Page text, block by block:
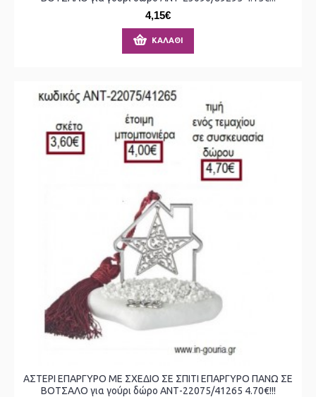
4,15€
ΚΑΛΆΘΙ
ΑΣΤΕΡΙ ΕΠΑΡΓΥΡΟ ΜΕ ΣΧΕΔΙΟ ΣΕ ΣΠΙΤΙ ΕΠΑΡΓΥΡΟ ΠΑΝΩ ΣΕ
ΒΟΤΣΑΛΟ για γούρι δώρο ΑΝΤ-22075/41265 4.70€!!!